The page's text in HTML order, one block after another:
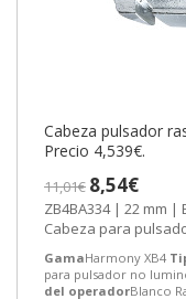
Cabeza pulsador
Precio 4,539€.
11,01€ 8,54€
ZB4BA334 | 22 mm
GamaHarmony XB4
para pulsador no
del operadorBlanco